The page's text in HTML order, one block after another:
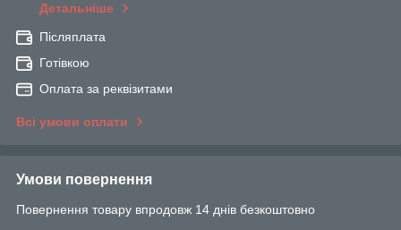
Детальніше
Післяплата
Готівкою
Оплата за реквізитами
Всі умови оплати
Умови повернення
Повернення товару впродовж 14 днів безкоштовно